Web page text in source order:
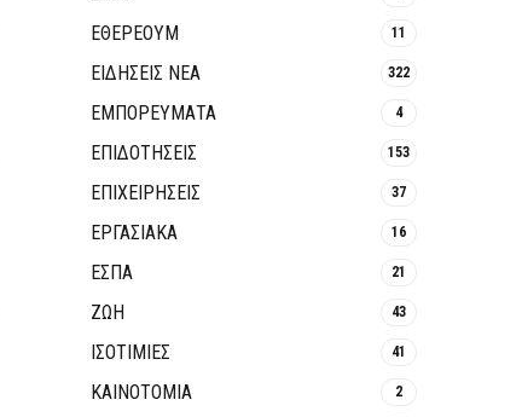
ΕΘΈΡΕΟΥΜ 11
ΕΙΔΗΣΕΙΣ ΝΕΑ 322
ΕΜΠΟΡΕΥΜΑΤΑ 4
ΕΠΙΔΟΤΗΣΕΙΣ 153
ΕΠΙΧΕΙΡΗΣΕΙΣ 37
ΕΡΓΑΣΙΑΚΑ 16
ΕΣΠΑ 21
ΖΩΗ 43
ΙΣΟΤΙΜΙΕΣ 41
ΚΑΙΝΟΤΟΜΊΑ 2